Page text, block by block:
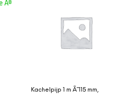
Kachelpijp 1 m Ã˜ 115 mm,